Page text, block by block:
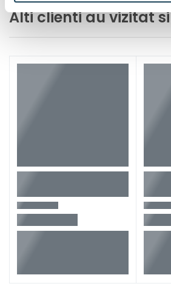
Alti clienti au vizitat si